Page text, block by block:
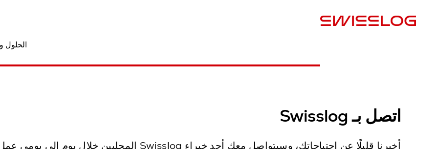
الحلول
اتصل بـ Swisslog
أخبرنا قليلًا عن احتياجاتك، وسيتواصل معك أحد خبراء Swisslog المحليين خلال يوم إلى يومي عمل.